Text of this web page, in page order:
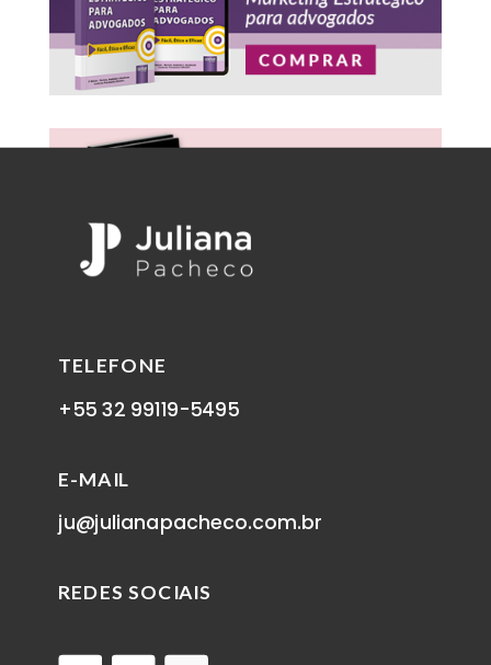
TELEFONE
+55 32 99119-5495
E-MAIL
ju@julianapacheco.com.br
REDES SOCIAIS